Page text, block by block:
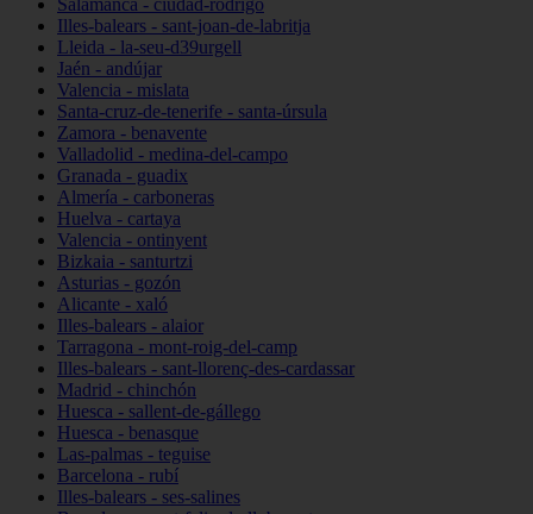
Salamanca - ciudad-rodrigo
Illes-balears - sant-joan-de-labritja
Lleida - la-seu-d39urgell
Jaén - andújar
Valencia - mislata
Santa-cruz-de-tenerife - santa-úrsula
Zamora - benavente
Valladolid - medina-del-campo
Granada - guadix
Almería - carboneras
Huelva - cartaya
Valencia - ontinyent
Bizkaia - santurtzi
Asturias - gozón
Alicante - xaló
Illes-balears - alaior
Tarragona - mont-roig-del-camp
Illes-balears - sant-llorenç-des-cardassar
Madrid - chinchón
Huesca - sallent-de-gállego
Huesca - benasque
Las-palmas - teguise
Barcelona - rubí
Illes-balears - ses-salines